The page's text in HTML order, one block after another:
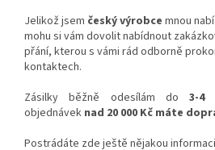
Jelikož jsem český výrobce mnou
mohu si vám dovolit nabídnout
přání, kterou s vámi rád odborně
kontaktech.
Zásilky běžně odesílám do 3-4
objednávek nad 20 000 Kč máte
Postrádáte zde ještě nějakou